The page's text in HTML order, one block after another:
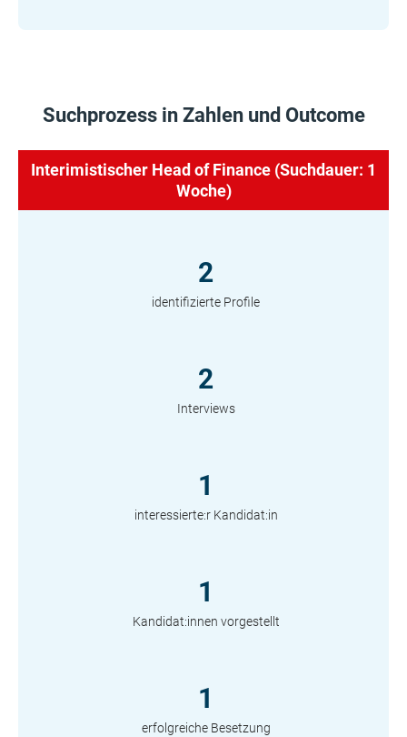
Suchprozess in Zahlen und Outcome
Interimistischer Head of Finance (Suchdauer: 1
Woche)
2
identifizierte Profile
2
Interviews
1
interessierte:r Kandidat:in
1
Kandidat:innen vorgestellt
1
erfolgreiche Besetzung